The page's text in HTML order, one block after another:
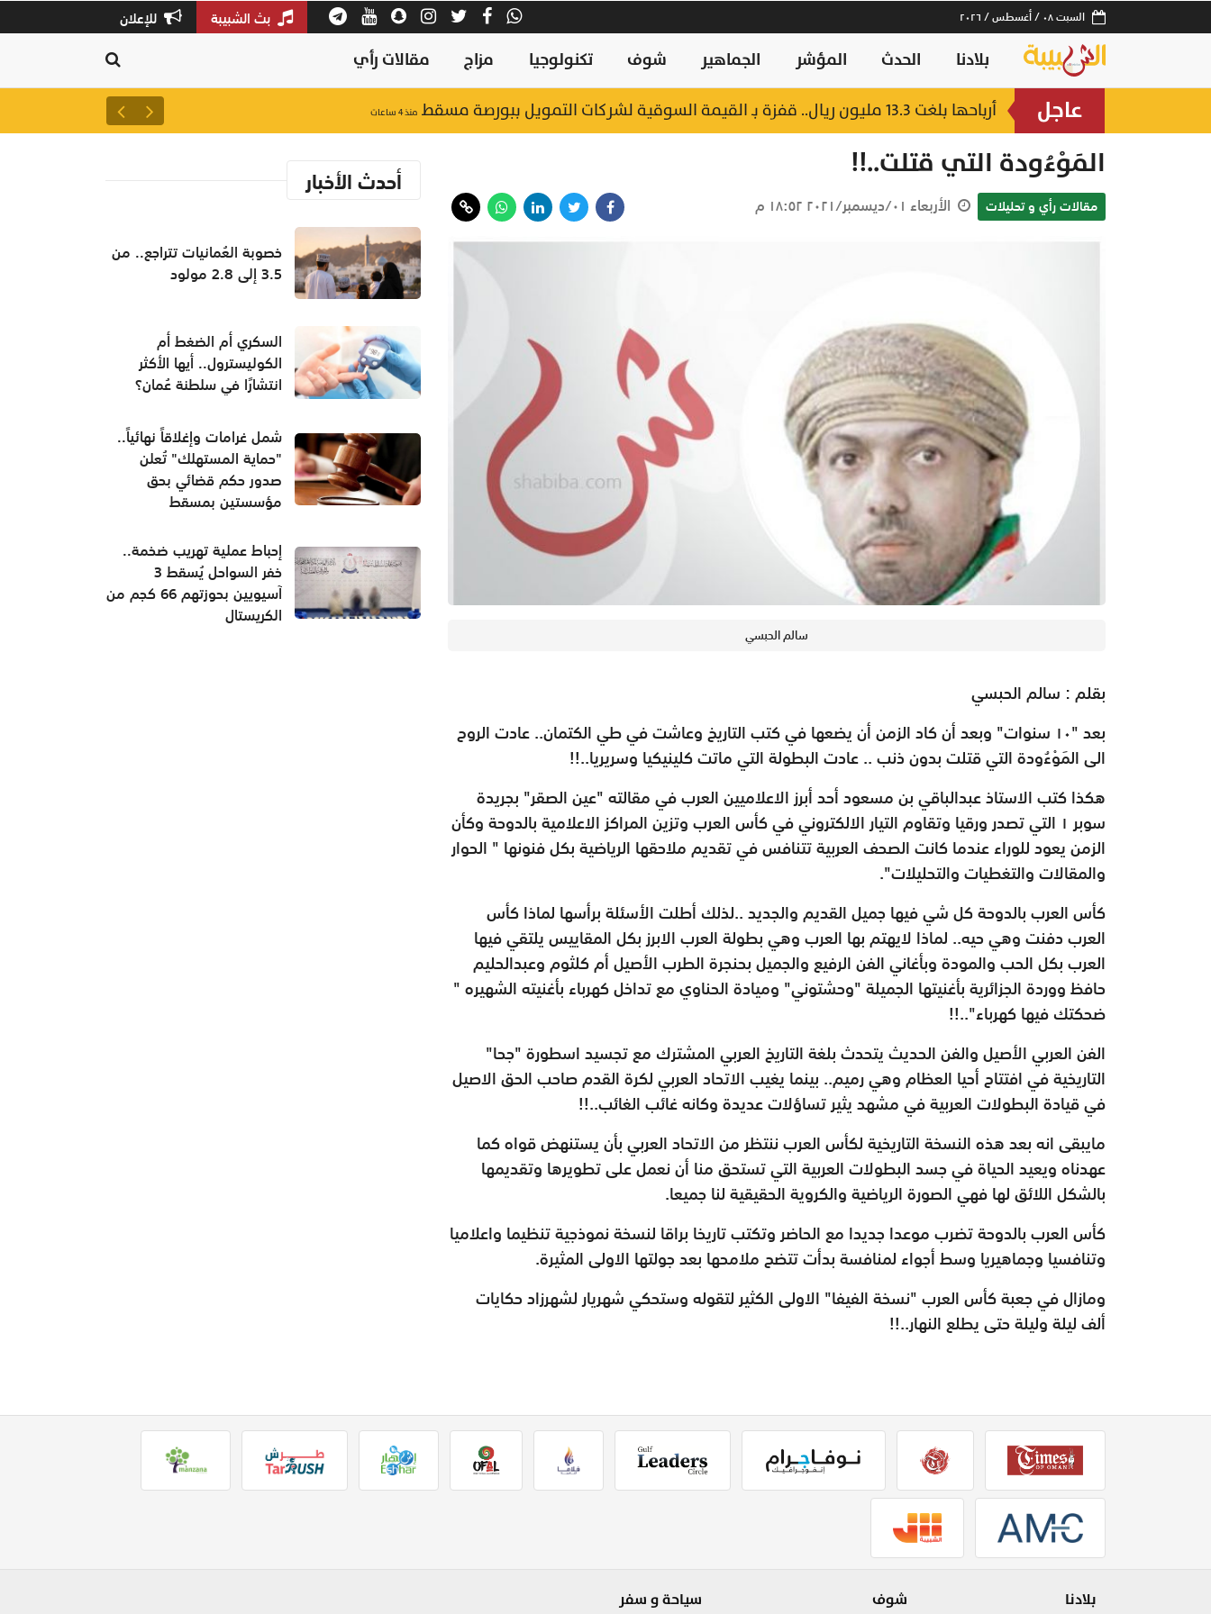
السبت ٠٨ / أغسطس / ٢٠٢٦ بث الشبيبة للإعلان
بلادنا الحدث المؤشر الجماهير شوف تكنولوجيا مزاج مقالات رأي
عاجل أرباحها بلغت 13.3 مليون ريال.. قفزة بـ القيمة السوقية لشركات التمويل ببورصة مسقط منذ ٤ ساعات شمل غرامات وإغلاقاً
المَوْءُودة التي قتلت..!!
مقالات رأي و تحليلات الأربعاء ٠١/ديسمبر/٢٠٢١ ١٨:٥٢ م
سالم الحبسي
بقلم : سالم الحبسي
بعد "١٠ سنوات" وبعد أن كاد الزمن أن يضعها في كتب التاريخ وعاشت في طي الكتمان.. عادت الروح
الى المَوْءُودة التي قتلت بدون ذنب .. عادت البطولة التي ماتت كلينيكيا وسريريا..!!
هكذا كتب الاستاذ عبدالباقي بن مسعود أحد أبرز الاعلاميين العرب في مقالته "عين الصقر" بجريدة
سوبر ١ التي تصدر ورقيا وتقاوم التيار الالكتروني في كأس العرب وتزين المراكز الاعلامية بالدوحة وكأن
الزمن يعود للوراء عندما كانت الصحف العربية تتنافس في تقديم ملاحقها الرياضية بكل فنونها " الحوار
والمقالات والتغطيات والتحليلات".
كأس العرب بالدوحة كل شي فيها جميل القديم والجديد ..لذلك أطلت الأسئلة برأسها لماذا كأس
العرب دفنت وهي حيه.. لماذا لايهتم بها العرب وهي بطولة العرب الابرز بكل المقاييس يلتقي فيها
العرب بكل الحب والمودة وبأغاني الفن الرفيع والجميل بحنجرة الطرب الأصيل أم كلثوم وعبدالحليم
حافظ ووردة الجزائرية بأغنيتها الجميلة "وحشتوني" وميادة الحناوي مع تداخل كهرباء بأغنيته الشهيره "
ضحكتك فيها كهرباء"..!!
الفن العربي الأصيل والفن الحديث يتحدث بلغة التاريخ العربي المشترك مع تجسيد اسطورة "جحا"
التاريخية في افتتاح أحيا العظام وهي رميم.. بينما يغيب الاتحاد العربي لكرة القدم صاحب الحق الاصيل
في قيادة البطولات العربية في مشهد يثير تساؤلات عديدة وكانه غائب الغائب..!!
مايبقى انه بعد هذه النسخة التاريخية لكأس العرب ننتظر من الاتحاد العربي بأن يستنهض قواه كما
عهدناه ويعيد الحياة في جسد البطولات العربية التي تستحق منا أن نعمل على تطويرها وتقديمها
بالشكل اللائق لها فهي الصورة الرياضية والكروية الحقيقية لنا جميعا.
كأس العرب بالدوحة تضرب موعدا جديدا مع الحاضر وتكتب تاريخا براقا لنسخة نموذجية تنظيما واعلاميا
وتنافسيا وجماهيريا وسط أجواء لمنافسة بدأت تتضح ملامحها بعد جولتها الاولى المثيرة.
ومازال في جعبة كأس العرب "نسخة الفيفا" الاولى الكثير لتقوله وستحكي شهريار لشهرزاد حكايات
ألف ليلة وليلة حتى يطلع النهار..!!
أحدث الأخبار
خصوبة العُمانيات تتراجع.. من
3.5 إلى 2.8 مولود
السكري أم الضغط أم
الكوليسترول.. أيها الأكثر
انتشارًا في سلطنة عُمان؟
شمل غرامات وإغلاقاً نهائياً..
"حماية المستهلك" تُعلن
صدور حكم قضائي بحق
مؤسستين بمسقط
إحباط عملية تهريب ضخمة..
خفر السواحل يُسقط 3
آسيويين بحوزتهم 66 كجم من
الكريستال
بلادنا شوف سياحة و سفر